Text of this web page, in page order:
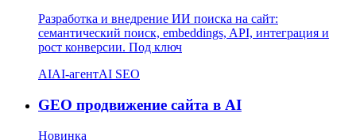
Разработка и внедрение ИИ поиска на сайт:
семантический поиск, embeddings, API, интеграция и
рост конверсии. Под ключ
AIAI-агентAI SEO
GEO продвижение сайта в AI
Новинка